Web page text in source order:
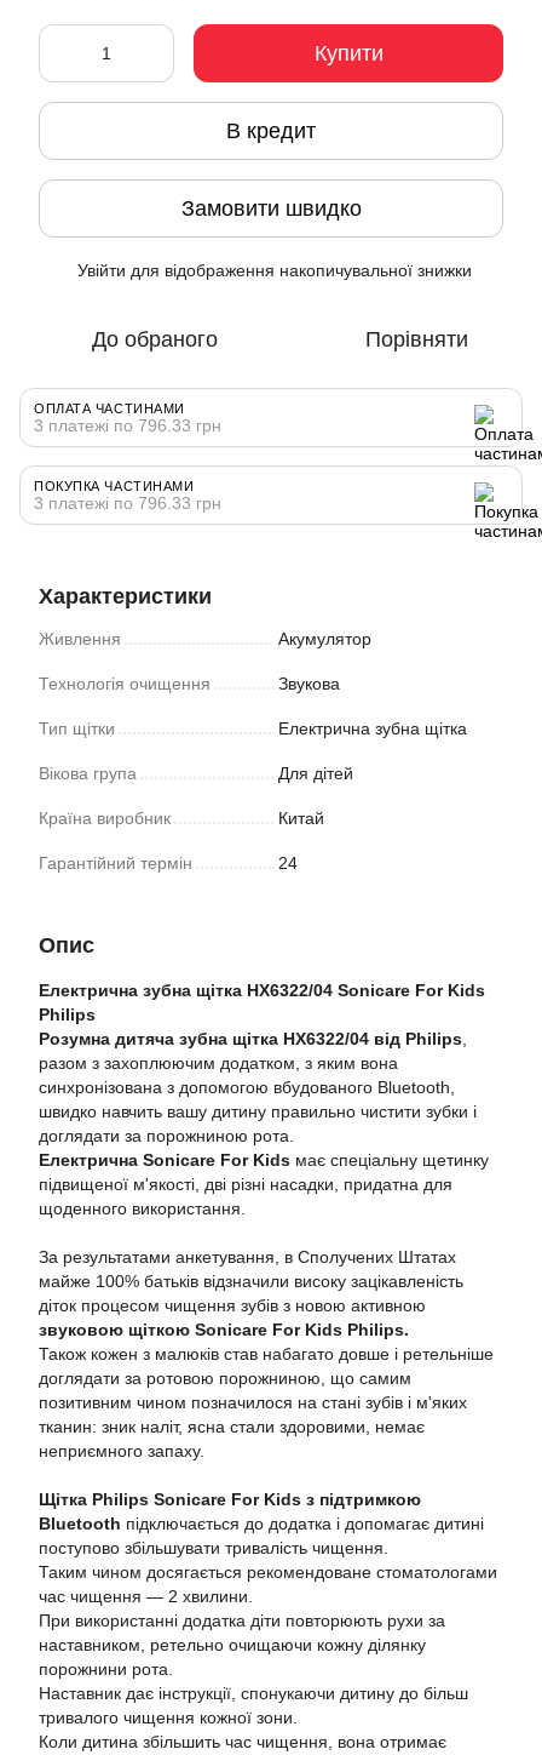
Купити
В кредит
Замовити швидко
Увійти для відображення накопичувальної знижки
До обраного Порівняти
ОПЛАТА ЧАСТИНАМИ
3 платежі по 796.33 грн
ПОКУПКА ЧАСТИНАМИ
3 платежі по 796.33 грн
Характеристики
Живлення Акумулятор
Технологія очищення Звукова
Тип щітки Електрична зубна щітка
Вікова група Для дітей
Країна виробник Китай
Гарантійний термін 24
Опис
Електрична зубна щітка HX6322/04 Sonicare For Kids
Philips
Розумна дитяча зубна щітка HX6322/04 від Philips
разом з захоплюючим додатком, з яким вона
синхронізована з допомогою вбудованого Bluetooth,
швидко навчить вашу дитину правильно чистити зубки і
доглядати за порожниною рота.
Електрична Sonicare For Kids має спеціальну щетинку
підвищеної м'якості, дві різні насадки, придатна для
щоденного використання.
За результатами анкетування, в Сполучених Штатах
майже 100% батьків відзначили високу зацікавленість
діток процесом чищення зубів з новою активною
звуковою щіткою Sonicare For Kids Philips.
Також кожен з малюків став набагато довше і ретельніше
доглядати за ротовою порожниною, що самим
позитивним чином позначилося на стані зубів і м'яких
тканин: зник наліт, ясна стали здоровими, немає
неприємного запаху.
Щітка Philips Sonicare For Kids з підтримкою
Bluetooth підключається до додатка і допомагає дитині
поступово збільшувати тривалість чищення.
Таким чином досягається рекомендоване стоматологами
час чищення — 2 хвилини.
При використанні додатка діти повторюють рухи за
наставником, ретельно очищаючи кожну ділянку
порожнини рота.
Наставник дає інструкції, спонукаючи дитину до більш
тривалого чищення кожної зони.
Коли дитина збільшить час чищення, вона отримає